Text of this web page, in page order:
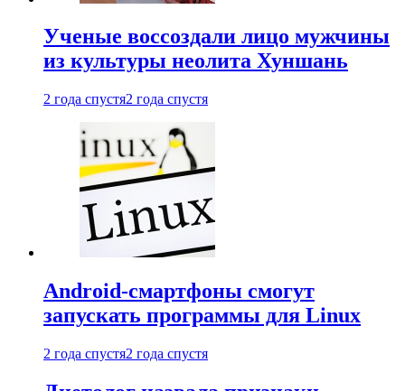
Ученые воссоздали лицо мужчины
из культуры неолита Хуншань
2 года спустя2 года спустя
Android-смартфоны смогут
запускать программы для Linux
2 года спустя2 года спустя